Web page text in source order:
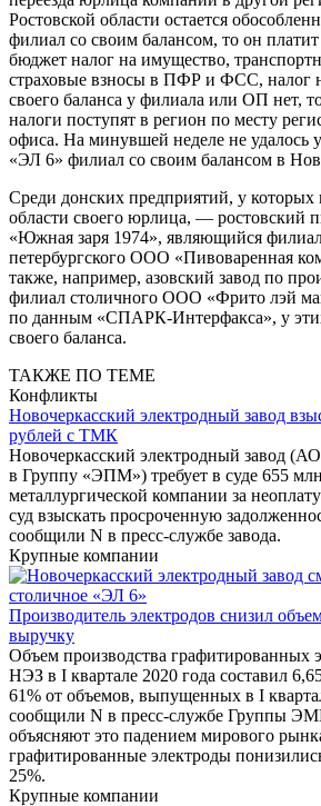
Ростовской области остается
филиал со своим балансом, то он
бюджет налог на имущество,
страховые взносы в ПФР и ФСС, налог
своего баланса у филиала или ОП нет,
налоги поступят в регион по месту
офиса. На минувшей неделе не удалось
«ЭЛ 6» филиал со своим балансом в
Среди донских предприятий, у которых
области своего юрлица, — ростовский
«Южная заря 1974», являющийся
петербургского ООО «Пивоваренная
также, например, азовский завод по
филиал столичного ООО «Фрито лэй
по данным «СПАРК-Интерфакса», у
своего баланса.
ТАКЖЕ ПО ТЕМЕ
Конфликты
Новочеркасский электродный завод
рублей с ТМК
Новочеркасский электродный завод
в Группу «ЭПМ») требует в суде 655
металлургической компании за
суд взыскать просроченную
сообщили N в пресс-службе завода.
Крупные компании
Производитель электродов снизил
выручку
Объем производства
НЭЗ в I квартале 2020 года составил
61% от объемов, выпущенных в I
сообщили N в пресс-службе Группы
объясняют это падением мирового
графитированные электроды
25%.
Крупные компании